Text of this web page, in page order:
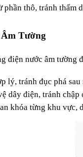
phần thô, tránh thấm
Tường
điện nước âm tường
lý, tránh đục phá sau
dây điện, tránh chập
khóa từng khu vực,